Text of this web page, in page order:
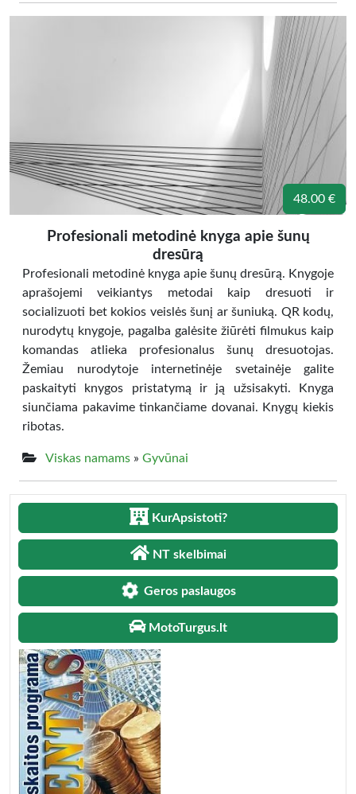
48.00 €
Profesionali metodinė knyga apie šunų
dresūrą
Profesionali metodinė knyga apie šunų dresūrą. Knygoje
aprašojemi veikiantys metodai kaip dresuoti ir
socializuoti bet kokios veislės šunį ar šuniuką. QR kodų,
nurodytų knygoje, pagalba galėsite žiūrėti filmukus kaip
komandas atlieka profesionalus šunų dresuotojas.
Žemiau nurodytoje internetinėje svetainėje galite
paskaityti knygos pristatymą ir ją užsisakyti. Knyga
siunčiama pakavime tinkančiame dovanai. Knygų kiekis
ribotas.
Viskas namams » Gyvūnai
KurApsistoti?
NT skelbimai
Geros paslaugos
MotoTurgus.lt